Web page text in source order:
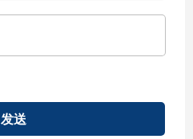
发送